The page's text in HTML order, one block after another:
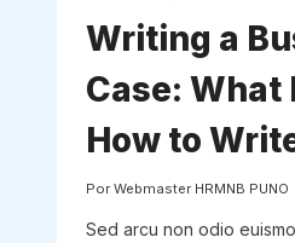
Writing a
Case: What
How to
Por Webmaster HRMNB PUNO
Sed arcu non odio